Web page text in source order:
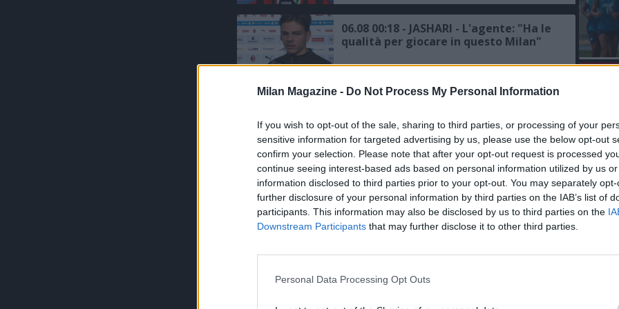
Milan Magazine - Do Not Process My Personal Information
If you wish to opt-out of the sale, sharing to third parties, or processing of your
sensitive information for targeted advertising by us, please use the below opt-out
confirm your selection. Please note that after your opt-out request is processed
continue seeing interest-based ads based on personal information utilized by us
information disclosed to third parties prior to your opt-out. You may separately
further disclosure of your personal information by third parties on the IAB’s list of
participants. This information may also be disclosed by us to third parties on the
Downstream Participants that may further disclose it to other third parties.
Personal Data Processing Opt Outs
06.08 00:18 - JASHARI - L'agente: "Ha le
qualità per giocare in questo Milan"
05.08 16:12 - SKY - Milan, Amorim:
05.08 15:36 - AMICHEVOLI - Milan-Inter
1-1: finisce in parità il primo derby
della stagione, Nkunku su rigore
risponde a Dimarco
05.08 14:19 - L'OMAGGIO - Minuto di
ricorda Baresi con la maglia numero 6
le formazioni ufficiali del primo derby